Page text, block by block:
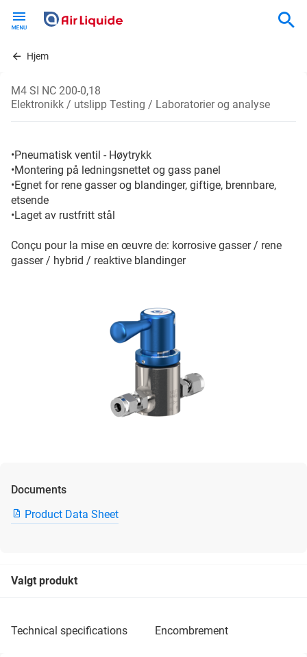
contentHjem
M4 SI NC 200-0,18
Elektronikk / utslipp Testing / Laboratorier og analyse
•Pneumatisk ventil - Høytrykk
•Montering på ledningsnettet og gass panel
•Egnet for rene gasser og blandinger, giftige, brennbare,
etsende
•Laget av rustfritt stål
Conçu pour la mise en œuvre de: korrosive gasser / rene
gasser / hybrid / reaktive blandinger
Documents
Product Data Sheet
Valgt produkt
technical specifications encombrement